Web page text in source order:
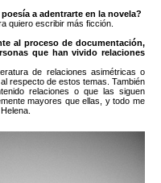
a adentrarte en la novela?
quiero escribir más ficción.
al proceso de documentación,
que han vivido relaciones
de relaciones asimétricas o
respecto de estos temas. También
relaciones o que las siguen
mayores que ellas, y todo me